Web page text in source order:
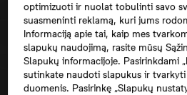
Norėdami matyti šį
sutikti su trečiųjų
optimizuoti ir nuolat tobulinti savo
suasmeninti reklamą, kuri jums
Informaciją apie tai, kaip mes
slapukų naudojimą, rasite mūsų
Slapukų informacijoje. Pasirinkdami
sutinkate naudoti slapukus ir tvarkyti
duomenis. Pasirinkę „Slapukų